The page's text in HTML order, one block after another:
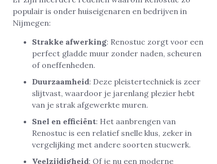
populair is onder huiseigenaren en bedrijven in
Nijmegen:
Strakke afwerking: Renostuc zorgt voor een
perfect gladde muur zonder naden, scheuren
of oneffenheden.
Duurzaamheid: Deze pleistertechniek is zeer
slijtvast, waardoor je jarenlang plezier hebt
van je strak afgewerkte muren.
Snel en efficiënt: Het aanbrengen van
Renostuc is een relatief snelle klus, zeker in
vergelijking met andere soorten stucwerk.
Veelzijdigheid: Of je nu een moderne